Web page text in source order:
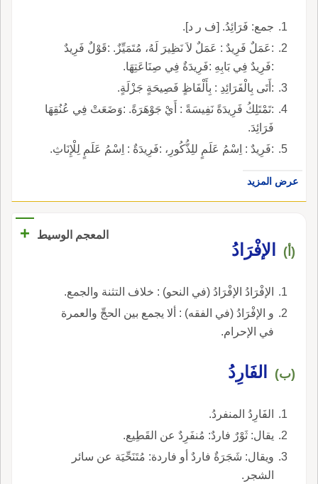
جمع: فَرَائِدُ. [ف ر د].
:عَمَلٌ فَرِيدٌ : عَمَلٌ لاَ نَظِيرَ لَهُ، مُتَمَيِّزٌ. :قَوْلٌ فَرِيدٌ
:فَرِيدٌ فِي بَابِهِ :فَرِيدَةٌ فِي صِنَاعَتِهَا.
:أَتَى بِالْفَرَائِدِ : بِأَلْفَاظٍ فَصِيحَةٍ جَزْلَةٍ.
:تَمْتَلِكُ فَرِيدَةً نَفِيسَةً : أَيْ جَوْهَرَةً. :وَضَعَتْ فِي عُنُقِهَا
فَرَائِدَ.
:فَرِيدٌ : اِسْمُ عَلَمٍ للِذُّكُورِ، :فَرِيدَةٌ : اِسْمُ عَلَمٍ لِلْإِنَاثِ.
عرض المزيد
المعجم الوسيط +
(أ) الإفْرَادُ
الإفْرَادُ الإفْرَادُ (في النحو) : خلاف التثنة والجمع.
و الإفْرَادُ (في الفقه) : ألا يجمع بين الحجِّ والعمرة
في الإحرام.
(ب) الفَارِدُ
الفَارِدُ المنفردُ.
يقال: ثَوْرٌ فاردٌ: مُنفَرِدٌ عن القَطِيع.
ويقال: شَجَرَةٌ فاردٌ أو فاردة: مُتَنَحِّيَة عن سائر
الشجر.